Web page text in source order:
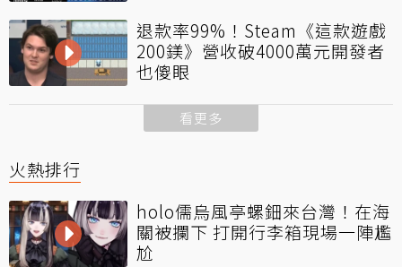
退款率99%！Steam《這款遊戲
200鎂》營收破4000萬元開發者
也傻眼
看更多
火熱排行
holo儒烏風亭螺鈿來台灣！在海
關被攔下 打開行李箱現場一陣尷
尬